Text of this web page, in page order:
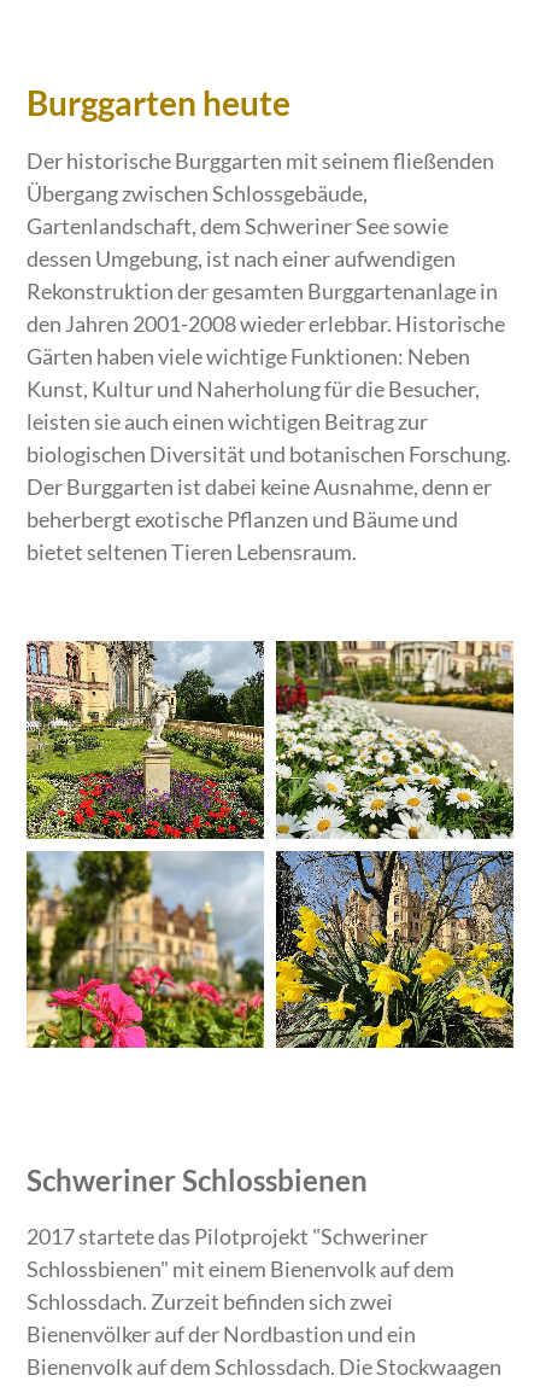
Burggarten heute
Der historische Burggarten mit seinem fließenden
Übergang zwischen Schlossgebäude,
Gartenlandschaft, dem Schweriner See sowie
dessen Umgebung, ist nach einer aufwendigen
Rekonstruktion der gesamten Burggartenanlage in
den Jahren 2001-2008 wieder erlebbar. Historische
Gärten haben viele wichtige Funktionen: Neben
Kunst, Kultur und Naherholung für die Besucher,
leisten sie auch einen wichtigen Beitrag zur
biologischen Diversität und botanischen Forschung.
Der Burggarten ist dabei keine Ausnahme, denn er
beherbergt exotische Pflanzen und Bäume und
bietet seltenen Tieren Lebensraum.
Schweriner Schlossbienen
2017 startete das Pilotprojekt "Schweriner
Schlossbienen" mit einem Bienenvolk auf dem
Schlossdach. Zurzeit befinden sich zwei
Bienenvölker auf der Nordbastion und ein
Bienenvolk auf dem Schlossdach. Die Stockwaagen